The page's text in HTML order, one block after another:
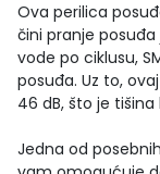
Ova perilica
čini pranje
vode po ciklusu,
posuđa. Uz to,
46 dB, što je
Jedna od